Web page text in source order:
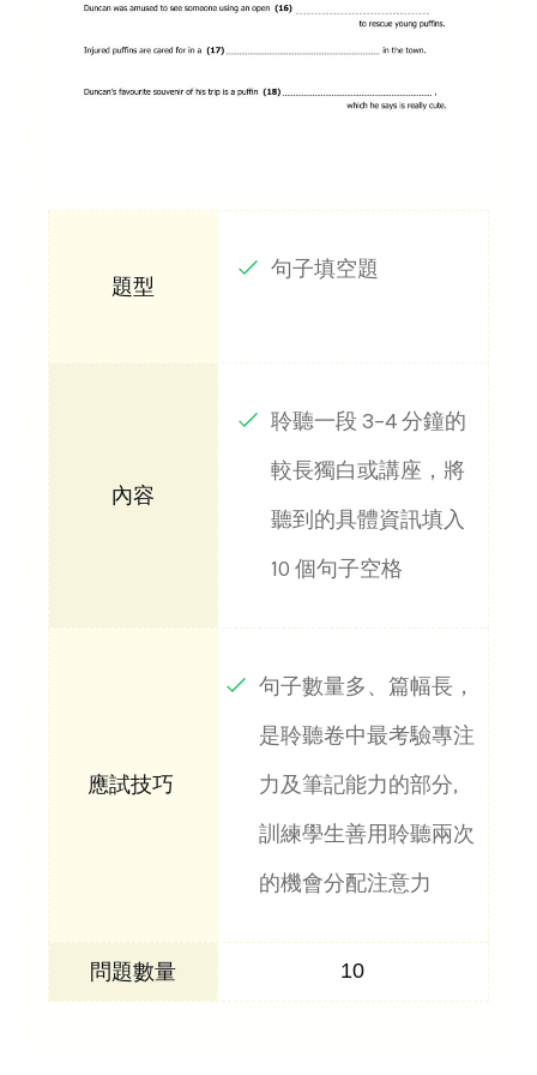
句子填空題
聆聽一段 3–4 分鐘的
較長獨白或講座，將
聽到的具體資訊填入
10 個句子空格
句子數量多、篇幅長，
是聆聽卷中最考驗專注
力及筆記能力的部分,
訓練學生善用聆聽兩次
的機會分配注意力
10